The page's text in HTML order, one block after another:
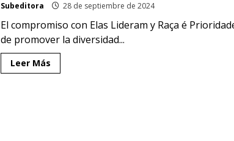
Subeditora 28 de septiembre de 2024
El compromiso con Elas Lideram y Raça é
de promover la diversidad...
Leer Más